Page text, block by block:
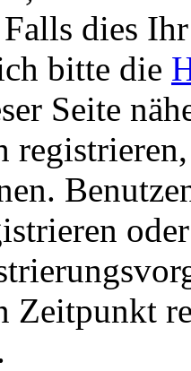
dies
bitte die
Seite
Zeitpunkt